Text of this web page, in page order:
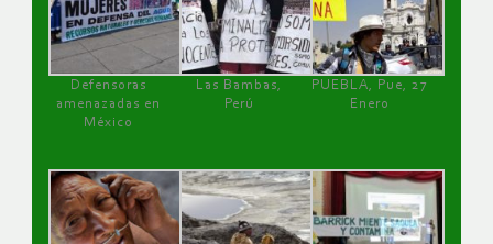
Defensoras
amenazadas en
México
Las Bambas,
Perú
PUEBLA, Pue, 27
Enero